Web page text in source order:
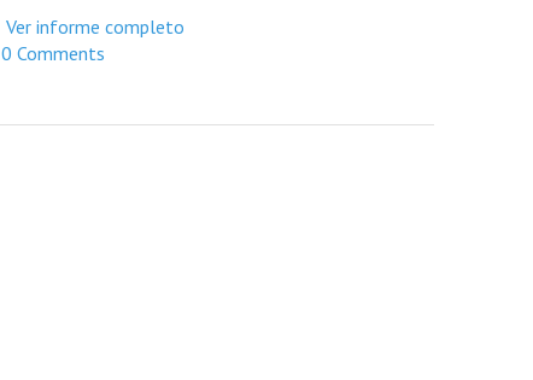
Ver informe completo
0 Comments